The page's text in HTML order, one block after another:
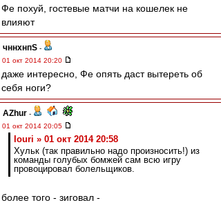
Фе похуй, гостевые матчи на кошелек не
влияют
чннхнпS -
01 окт 2014 20:20
даже интересно, Фе опять даст вытереть об
себя ноги?
AZhur -
01 окт 2014 20:05
Iouri » 01 окт 2014 20:58
Хульк (так правильно надо произносить!) из
команды голубых бомжей сам всю игру
провоцировал болельщиков.
более того - зиговал -